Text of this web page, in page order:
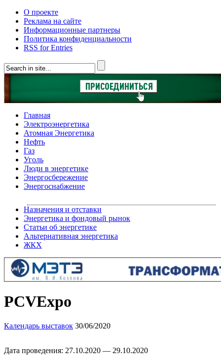
О проекте
Реклама на сайте
Информационные партнеры
Политика конфиденциальности
RSS for Entries
Главная
Электроэнергетика
Атомная Энергетика
Нефть
Газ
Уголь
Люди в энергетике
Энергосбережение
Энергоснабжение
Назначения и отставки
Энергетика и фондовый рынок
Статьи об энергетике
Альтернативная энергетика
ЖКХ
PCVExpo
Календарь выставок 30/06/2020
Дата проведения: 27.10.2020 — 29.10.2020